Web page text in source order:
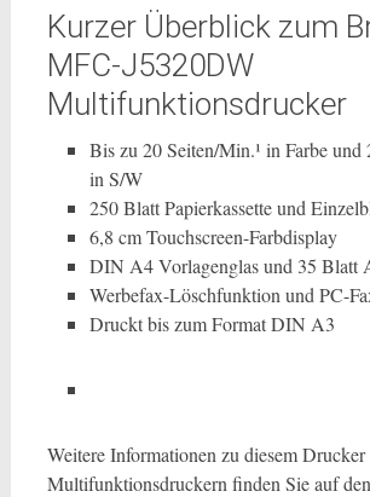
Kurzer Überblick zum
MFC-J5320DW
Multifunktionsdrucker
Bis zu 20 Seiten/Min.¹ in Farbe und
in S/W
250 Blatt Papierkassette und
6,8 cm Touchscreen-Farbdisplay
DIN A4 Vorlagenglas und 35 Blatt
Werbefax-Löschfunktion und PC-
Druckt bis zum Format DIN A3
Weitere Informationen zu diesem
Multifunktionsdruckern finden Sie auf den